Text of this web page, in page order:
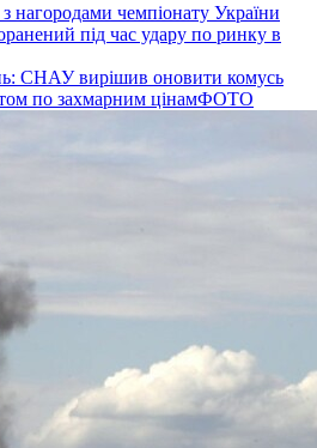
нагородами чемпіонату України
під час удару по ринку в
СНАУ вирішив оновити комусь
по захмарним цінамФОТО